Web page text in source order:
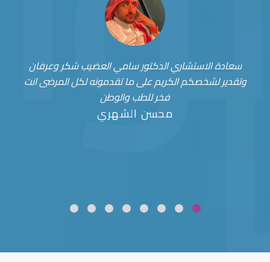
سعادة الاستشاري الدكتور سامي العضيب شكر وعرفان
وتقدير لشخصكم الكريم على ما تقدمونه لكل المرضى انت
فخر للطب والوطن
محسن الشهري